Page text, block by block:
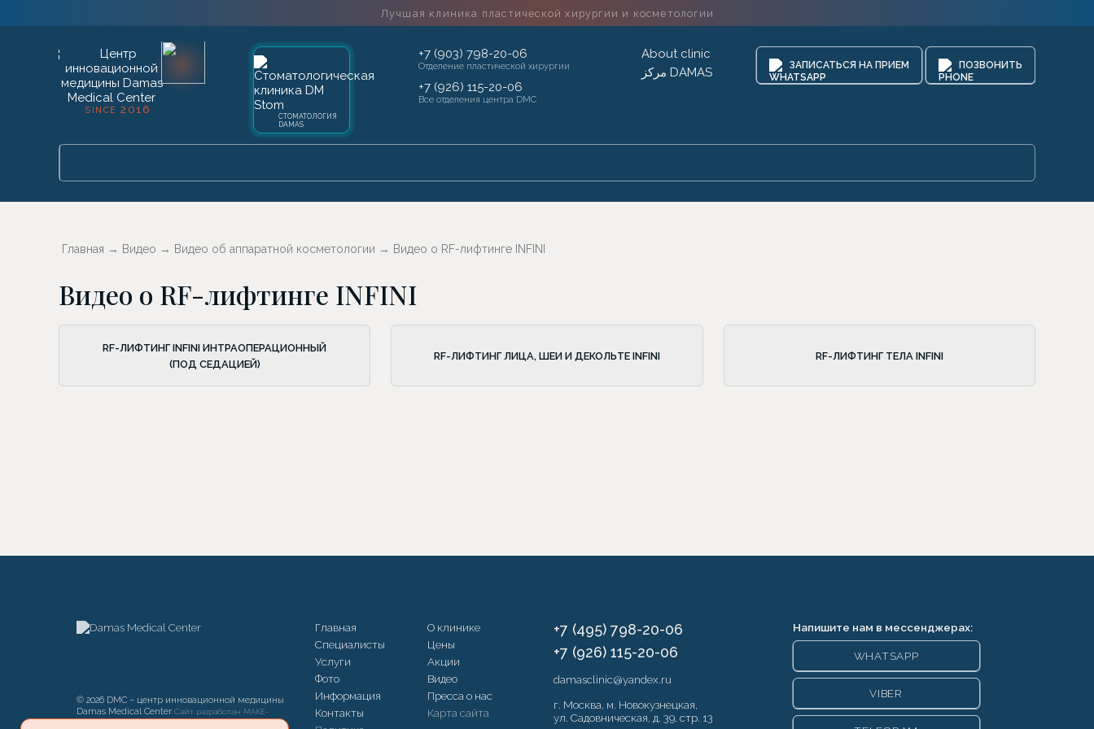
Лучшая клиника пластической хирургии и косметологии
SINCE 2016
СТОМАТОЛОГИЯ
DAMAS
+7 (903) 798-20-06
Отделение пластической хирургии
+7 (926) 115-20-06
Все отделения центра DMC
About clinic
مركز DAMAS
ЗАПИСАТЬСЯ НА ПРИЕМ ПОЗВОНИТЬ
Главная → Видео → Видео об аппаратной косметологии → Видео о RF-лифтинге INFINI
Видео о RF-лифтинге INFINI
RF-ЛИФТИНГ INFINI ИНТРАОПЕРАЦИОННЫЙ
(ПОД СЕДАЦИЕЙ)
RF-ЛИФТИНГ ЛИЦА, ШЕИ И ДЕКОЛЬТЕ INFINI RF-ЛИФТИНГ ТЕЛА INFINI
© 2026 DMC – центр инновационной медицины
Damas Medical CenterСайт разработан MAKE-
Главная
О клинике
Специалисты
Цены
Услуги
Акции
Фото
Видео
Информация
Пресса о нас
Контакты
Карта сайта
+7 (495) 798-20-06
+7 (926) 115-20-06
damasclinic@yandex.ru
г. Москва, м. Новокузнецкая,
ул. Садовническая, д. 39, стр. 13
Напишите нам в мессенджерах:
WHATSAPP
VIBER